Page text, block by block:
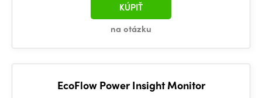
na otázku
KÚPIŤ
EcoFlow Power Insight Monitor